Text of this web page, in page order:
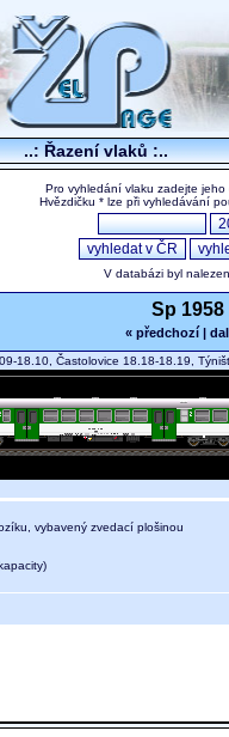
..: Řazení vlaků :..
Pro vyhledání vlaku zadejte jeho
Hvězdičku * lze při vyhledávání
V databázi byl nalezen
Sp 1958
« předchozí|
18.10, Častolovice 18.18-18.19,
vybavený zvedací plošinou